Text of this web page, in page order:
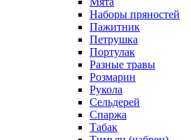
Наборы пряностей
Пажитник
Петрушка
Портулак
Разные травы
Розмарин
Рукола
Сельдерей
Спаржа
Табак